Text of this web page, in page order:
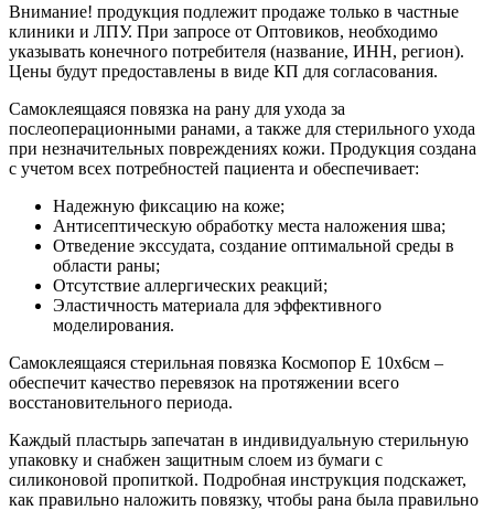
Внимание! продукция подлежит продаже только в частные
клиники и ЛПУ. При запросе от Оптовиков, необходимо
указывать конечного потребителя (название, ИНН, регион).
Цены будут предоставлены в виде КП для согласования.
Самоклеящаяся повязка на рану для ухода за
послеоперационными ранами, а также для стерильного ухода
при незначительных повреждениях кожи. Продукция создана
с учетом всех потребностей пациента и обеспечивает:
Надежную фиксацию на коже;
Антисептическую обработку места наложения шва;
Отведение экссудата, создание оптимальной среды в
области раны;
Отсутствие аллергических реакций;
Эластичность материала для эффективного
моделирования.
Самоклеящаяся стерильная повязка Космопор Е 10х6см –
обеспечит качество перевязок на протяжении всего
восстановительного периода.
Каждый пластырь запечатан в индивидуальную стерильную
упаковку и снабжен защитным слоем из бумаги с
силиконовой пропиткой. Подробная инструкция подскажет,
как правильно наложить повязку, чтобы рана была правильно